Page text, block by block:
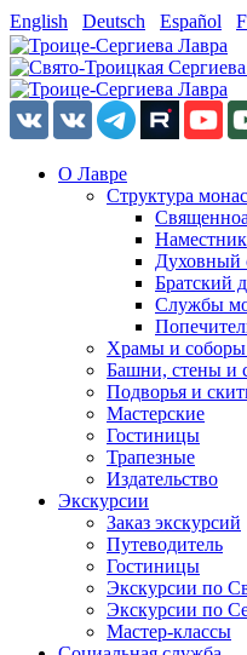
English Deutsch Español
О Лавре
Структура
Наместник
Духовный
Братский
Службы
Храмы и
Башни, стены и
Подворья и
Мастерские
Гостиницы
Трапезные
Издательство
Экскурсии
Заказ экскурсий
Путеводитель
Гостиницы
Экскурсии по
Экскурсии по
Мастер-классы